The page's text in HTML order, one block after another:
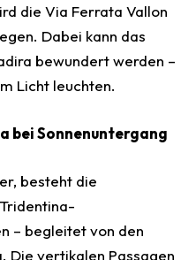
die Via Ferrata Vallon
Dabei kann das
bewundert werden –
Licht leuchten.
bei Sonnenuntergang
besteht die
– begleitet von den
Die vertikalen Passagen